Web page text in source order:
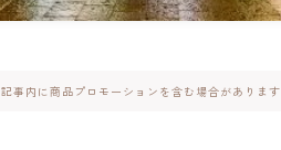
記事内に商品プロモーションを含む場合があります